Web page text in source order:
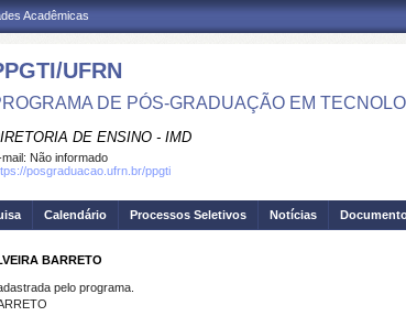
Acadêmicas
UFRN
DE PÓS-GRADUAÇÃO EM
DE ENSINO - IMD
mail: Não informado
posgraduacao.ufrn.br/ppgti
Calendário Processos Seletivos Notícias
BARRETO
pelo programa.